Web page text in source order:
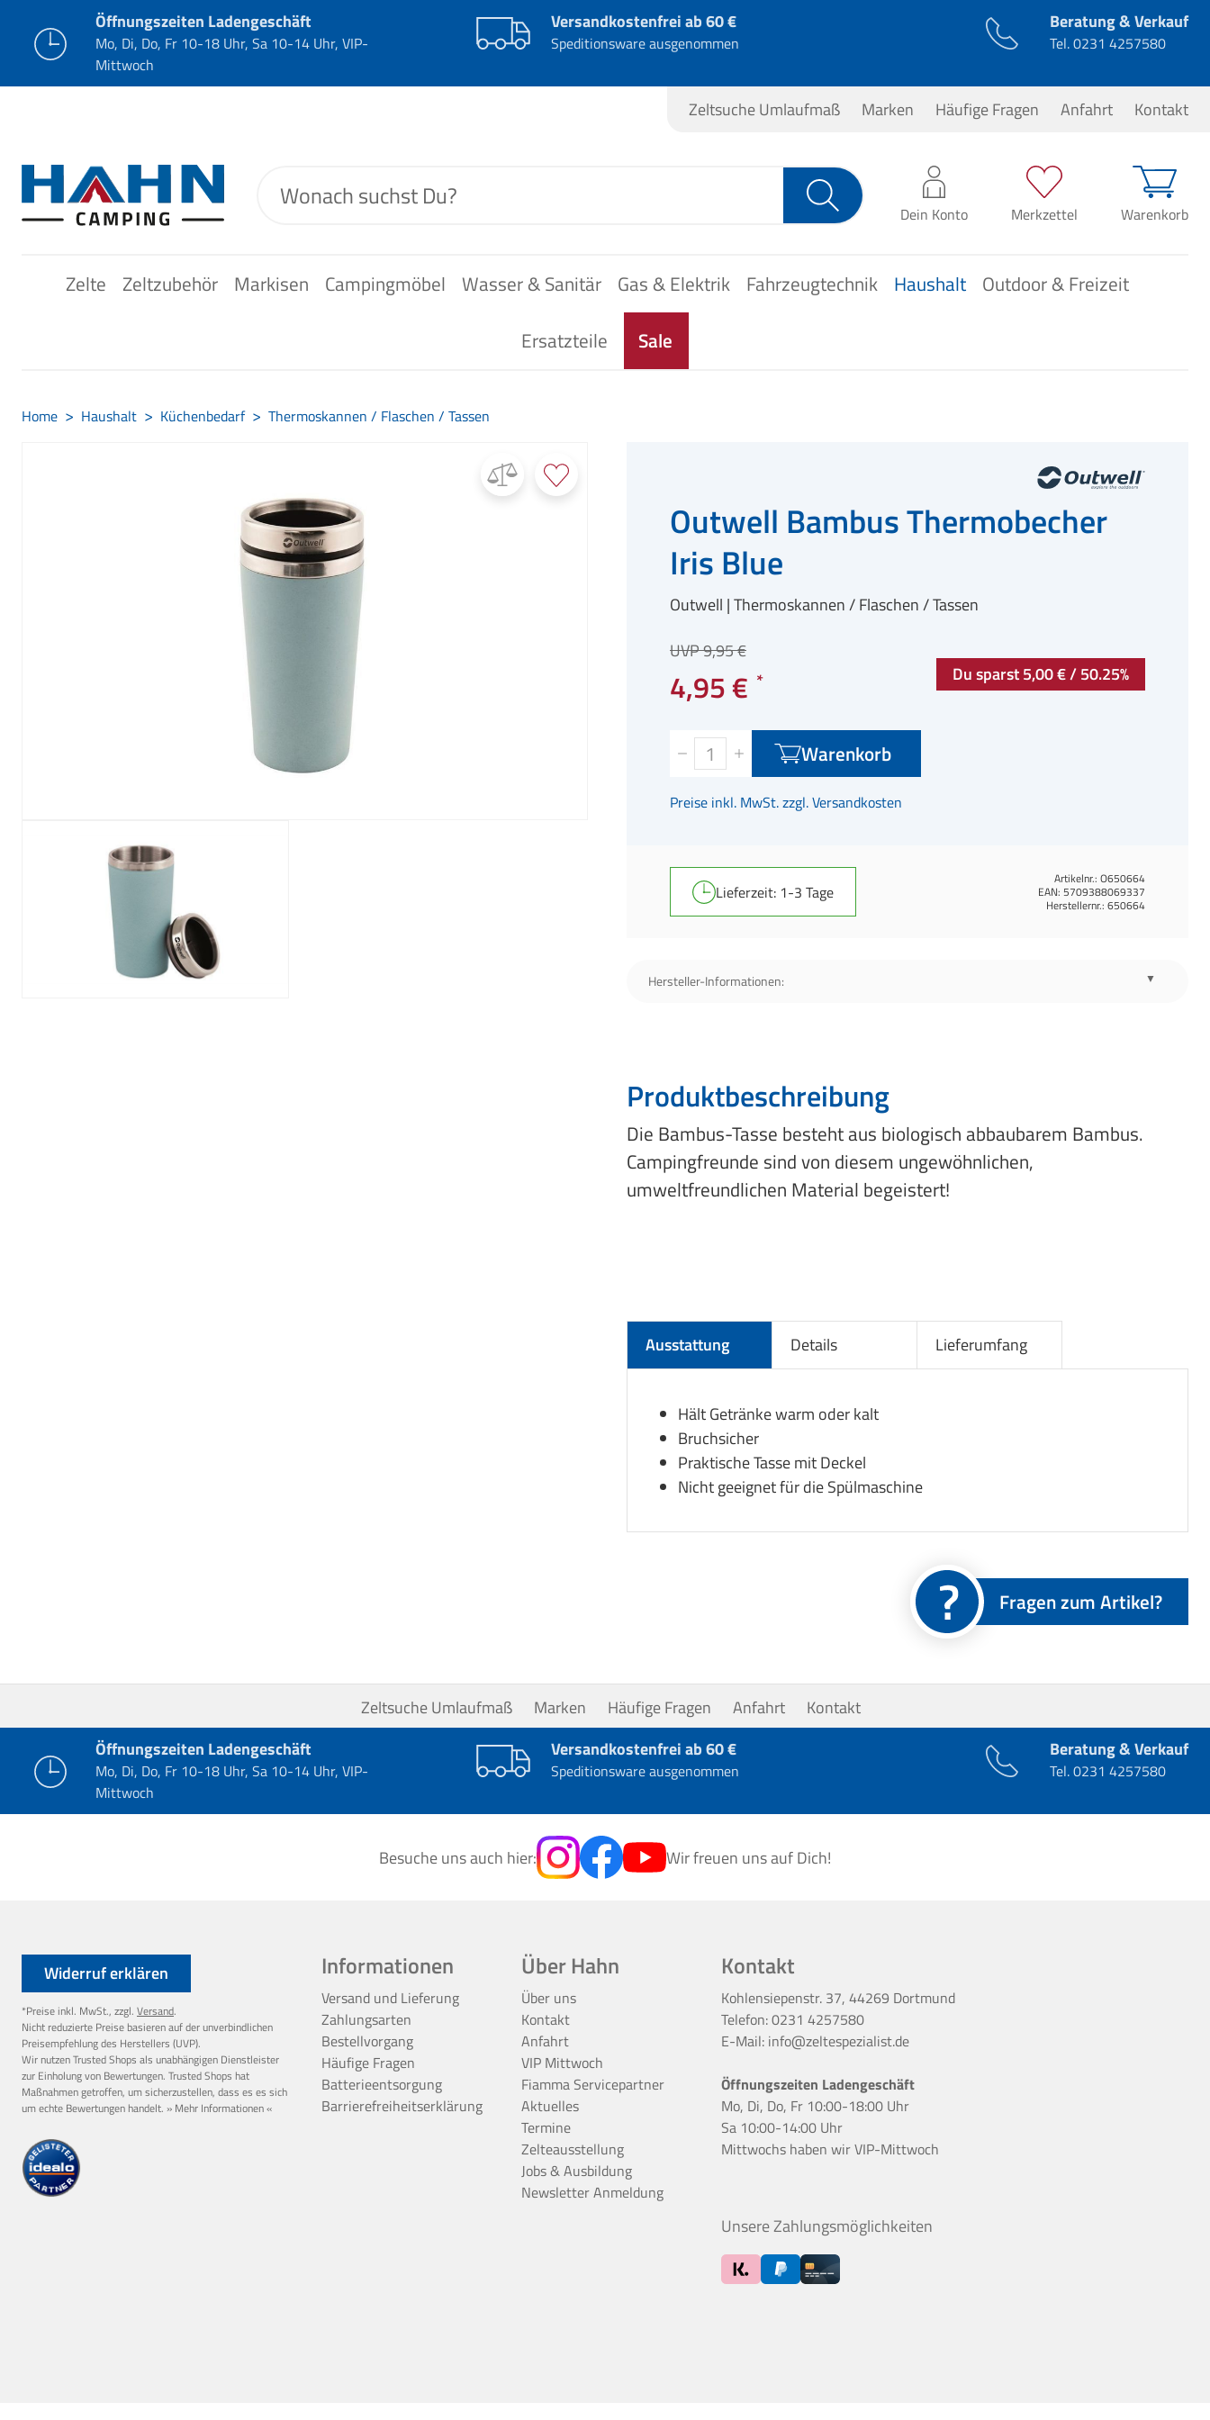
Öffnungszeiten Ladengeschäft
Mo, Di, Do, Fr 10-18 Uhr, Sa 10-14 Uhr, VIP-
Mittwoch
Versandkostenfrei ab 60 €
Speditionsware ausgenommen
Beratung & Verkauf
Tel.0231 4257580
Zeltsuche Umlaufmaß Marken Häufige Fragen Anfahrt Kontakt
Dein Konto Merkzettel Warenkorb
0,00 €*
Zelte Zeltzubehör Markisen Campingmöbel Wasser & Sanitär Gas & Elektrik Fahrzeugtechnik Haushalt
Outdoor & Freizeit
Ersatzteile
Sale
Home Haushalt Küchenbedarf Thermoskannen / Flaschen / Tassen
Outwell Bambus Thermobecher
Iris Blue
Outwell Thermoskannen / Flaschen / Tassen
UVP 9,95 €
4,95 € Du sparst 5,00 € / 50.25%
Warenkorb
Preise inkl. MwSt. zzgl. Versandkosten
Lieferzeit: 1-3 Tage
Artikelnr.: O650664
EAN: 5709388069337
Herstellernr.: 650664
Hersteller-Informationen:
Produktbeschreibung
Die Bambus-Tasse besteht aus biologisch abbaubarem Bambus.
Campingfreunde sind von diesem ungewöhnlichen,
umweltfreundlichen Material begeistert!
Ausstattung Details Lieferumfang
Hält Getränke warm oder kalt
Bruchsicher
Praktische Tasse mit Deckel
Nicht geeignet für die Spülmaschine
Fragen zum Artikel?
Zeltsuche Umlaufmaß Marken Häufige Fragen Anfahrt
Kontakt
Öffnungszeiten Ladengeschäft
Mo, Di, Do, Fr 10-18 Uhr, Sa 10-14 Uhr, VIP-
Mittwoch
Versandkostenfrei ab 60 €
Speditionsware ausgenommen
Beratung & Verkauf
Tel.0231 4257580
Besuche uns auch hier: Wir freuen uns auf Dich!
Widerruf erklären
*Preise inkl. MwSt., zzgl. Versand.
Nicht reduzierte Preise basieren auf der unverbindlichen
Preisempfehlung des Herstellers (UVP).
Wir nutzen Trusted Shops als unabhängigen Dienstleister
zur Einholung von Bewertungen. Trusted Shops hat
Maßnahmen getroffen, um sicherzustellen, dass es es sich
um echte Bewertungen handelt. » Mehr Informationen «
Informationen
Versand und Lieferung
Zahlungsarten
Bestellvorgang
Häufige Fragen
Batterieentsorgung
Barrierefreiheitserklärung
Über Hahn
Über uns
Kontakt
Anfahrt
VIP Mittwoch
Fiamma Servicepartner
Aktuelles
Termine
Zelteausstellung
Jobs & Ausbildung
Newsletter Anmeldung
Kontakt
Kohlensiepenstr. 37, 44269 Dortmund
Telefon:0231 4257580
E-Mail: info@zeltespezialist.de
Öffnungszeiten Ladengeschäft
Mo, Di, Do, Fr 10:00-18:00 Uhr
Sa 10:00-14:00 Uhr
Mittwochs haben wirVIP-Mittwoch
Unsere Zahlungsmöglichkeiten